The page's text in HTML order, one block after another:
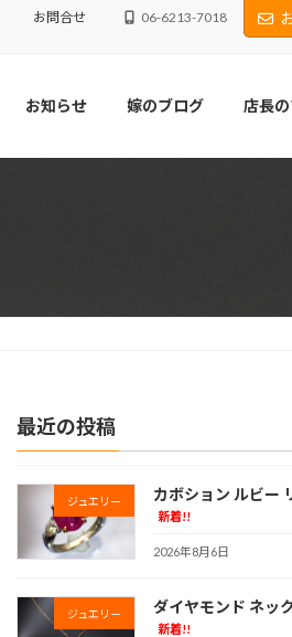
お問合せ 06-6213-7018
お知らせ 嫁のブログ 店長
最近の投稿
ジュエリー カボション ルビー
新着!!
2026年8月6日
ジュエリー ダイヤモンド ネッ
新着!!